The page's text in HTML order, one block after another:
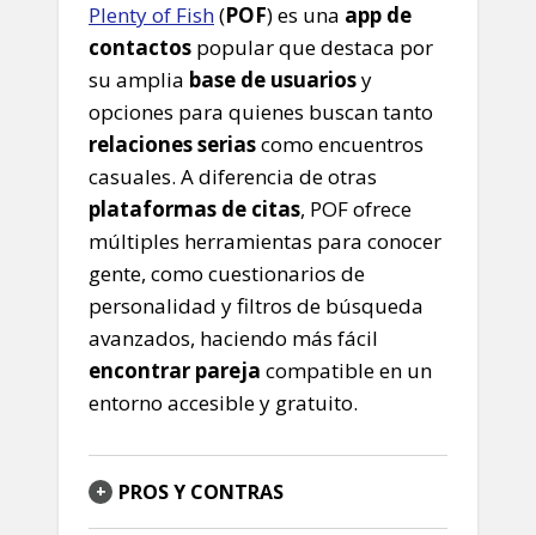
Plenty of Fish(POF) es una app de
contactos popular que destaca por
su amplia base de usuariosy
opciones para quienes buscan tanto
relaciones seriascomo encuentros
casuales. A diferencia de otras
plataformas de citas, POF ofrece
múltiples herramientas para conocer
gente, como cuestionarios de
personalidad y filtros de búsqueda
avanzados, haciendo más fácil
encontrar pareja compatible en un
entorno accesible y gratuito.
PROS Y CONTRAS